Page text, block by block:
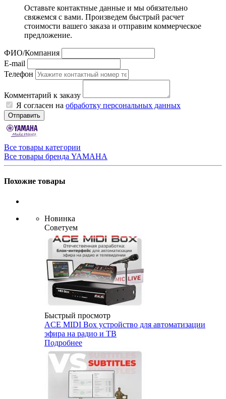
Оставьте контактные данные и мы обязательно
свяжемся с вами. Произведем быстрый расчет
стоимости вашего заказа и отправим коммерческое
предложение.
ФИО/Компания
E-mail
Телефон
Комментарий к заказу
Я согласен на обработку персональных данных
Отправить
Все товары категории
Все товары бренда YAMAHA
Похожие товары
Новинка
Советуем
Быстрый просмотр
ACE MIDI Box устройство для автоматизации
эфира на радио и ТВ
Подробнее